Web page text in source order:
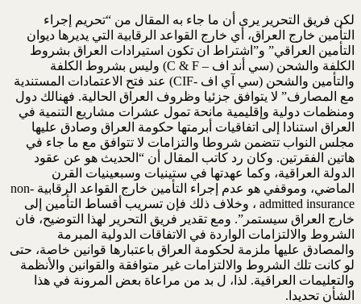
لكن فريق التحرير يرى أن ما جاء به المقال من “تحريم إجراء
التأمين خارج العراق، أي خارج القواعد الرقابية التي يديرها ديوان
التأمين العراقي” و”اشتراط ان تكون استيرادات العراق بشروط
الكلفة والشحن (سي أند اف – C & F) وليس بشروط الكلفة
والتأمين والشحن (سي آي اف -CIF) عند فتح الاعتمادات المستندية
مع المصارف” لا يتوافق جزئيا وظروف العراق الحالية. فهنالك دول
ومنظمات دولية وإقليمية مانحة تمول عشرات مشاريع التنمية في
العراق استنادا إلى اتفاقيات أبرمتها حكومة العراق وصادق عليها
مجلس النواب تتضمن شروطا والتزامات لا تتوافق مع ما جاء في
هاتين الفقرتين. وكان رد كاتب المقال أن “الحديث هو عن عقود
الدولة العراقية، وكما عهدتها في ستينيات وسبعينيات القرن
الماضي، وموقفي هو عدم إجراء التأمين خارج القواعد الرقابية non-
admitted insurance ، وخلاف ذلك فإن تسريب أقساط التأمين إلى
خارج العراق سيستمر”. ومع تقدير فريق التحرير لهذا التوضيح، فان
الشروط والالتزامات الواردة في الاتفاقات الدولية المبرمة
والمصادق عليها ملزمة لحكومة العراق باعتبارها قوانين خاصة، حتى
لو كانت تلك الشروط والالتزامات غير متوافقة والقوانين والأنظمة
والتعليمات العراقية. لذا، ل بد من مراعاة بعض المرونة في هذا
الشأن تحديدا.